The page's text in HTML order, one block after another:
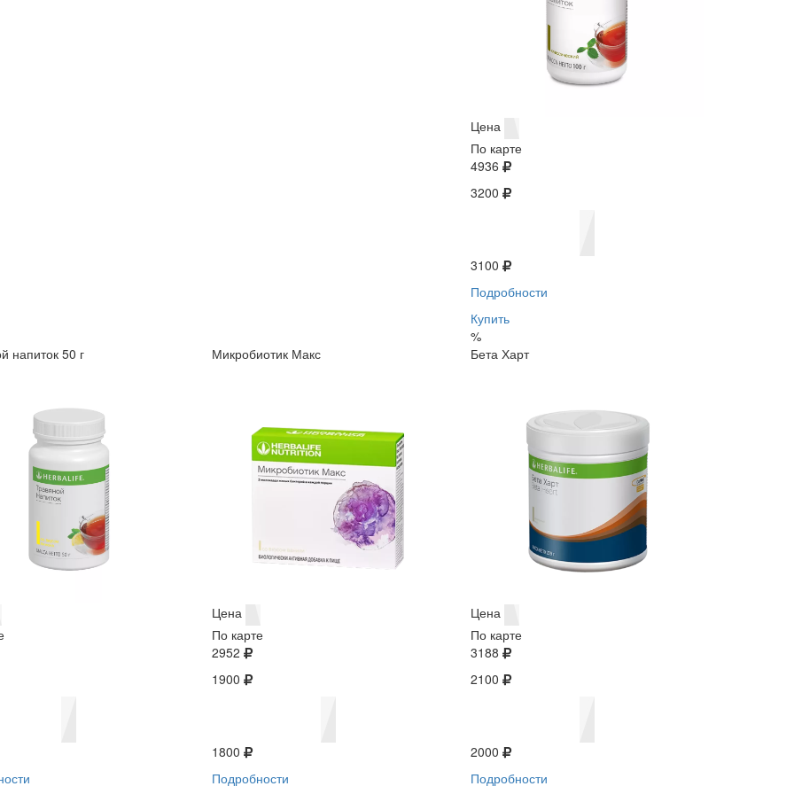
Цена
По карте
4936
3200
3100
Подробности
Купить
%
напиток 50 г
Микробиотик Макс
Цена
По карте
2952
1900
1800
Подробности
Бета Харт
Цена
По карте
3188
2100
2000
Подробности